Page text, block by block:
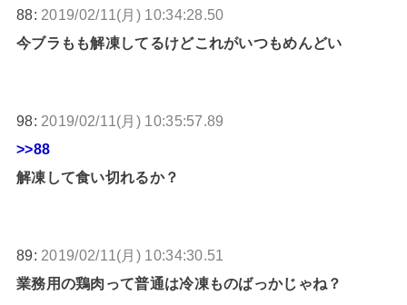
88: 2019/02/11(月) 10:34:28.50
今ブラもも解凍してるけどこれがいつもめんどい
98: 2019/02/11(月) 10:35:57.89
>>88
解凍して食い切れるか？
89: 2019/02/11(月) 10:34:30.51
業務用の鶏肉って普通は冷凍ものばっかじゃね？